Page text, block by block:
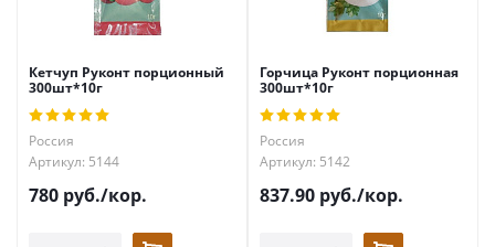
Кетчуп Руконт порционный
300шт*10г
Россия
Артикул: 5144
780 руб./кор.
Горчица Руконт порционная
300шт*10г
Россия
Артикул: 5142
837.90 руб./кор.